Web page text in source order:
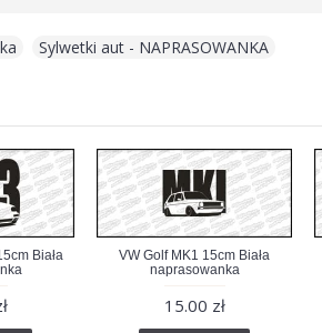
Sylwetki aut - NAPRASOWANKA
Biała
VW Golf MK1 15cm Biała
naprasowanka
15.00 zł